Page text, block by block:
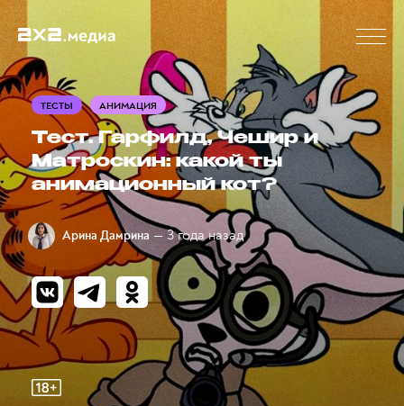
ТЕСТЫ АНИМАЦИЯ
Тест. Гарфилд, Чешир и
Матроскин: какой ты
анимационный кот?
Арина Дамрина — 3 года назад